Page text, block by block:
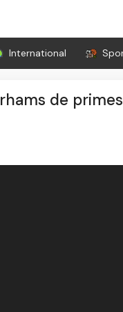
International
de